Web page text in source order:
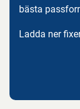
bästa
Ladda ner